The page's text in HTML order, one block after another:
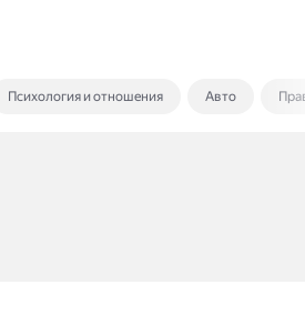
Психология и отношения Авто